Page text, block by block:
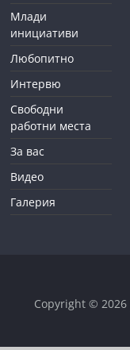
Млади
инициативи
Любопитно
Интервю
Свободни
работни места
За вас
Видео
Галерия
Copyright © 2026